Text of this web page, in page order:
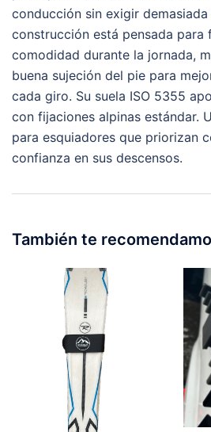
conducción sin exigir demasiada
construcción está pensada para
comodidad durante la jornada,
buena sujeción del pie para
cada giro. Su suela ISO 5355
con fijaciones alpinas estándar.
para esquiadores que priorizan
confianza en sus descensos.
También te